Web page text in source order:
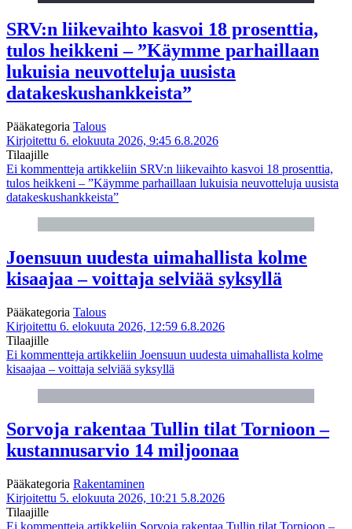
SRV:n liikevaihto kasvoi 18 prosenttia,
tulos heikkeni – ”Käymme parhaillaan
lukuisia neuvotteluja uusista
datakeskushankkeista”
Pääkategoria Talous
Kirjoitettu 6. elokuuta 2026, 9:45 6.8.2026
Tilaajille
Ei kommentteja artikkeliin SRV:n liikevaihto kasvoi 18 prosenttia,
tulos heikkeni – ”Käymme parhaillaan lukuisia neuvotteluja uusista
datakeskushankkeista”
Joensuun uudesta uimahallista kolme
kisaajaa – voittaja selviää syksyllä
Pääkategoria Talous
Kirjoitettu 6. elokuuta 2026, 12:59 6.8.2026
Tilaajille
Ei kommentteja artikkeliin Joensuun uudesta uimahallista kolme
kisaajaa – voittaja selviää syksyllä
Sorvoja rakentaa Tullin tilat Tornioon –
kustannusarvio 14 miljoonaa
Pääkategoria Rakentaminen
Kirjoitettu 5. elokuuta 2026, 10:21 5.8.2026
Tilaajille
Ei kommentteja artikkeliin Sorvoja rakentaa Tullin tilat Tornioon –